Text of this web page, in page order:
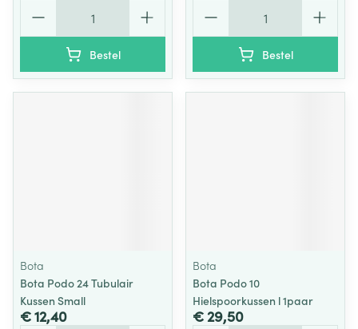
Bestel Bestel
Bota
Bota Podo 24 Tubulair
Kussen Small
€ 12,40
Bota
Bota Podo 10
Hielspoorkussen l 1paar
€ 29,50